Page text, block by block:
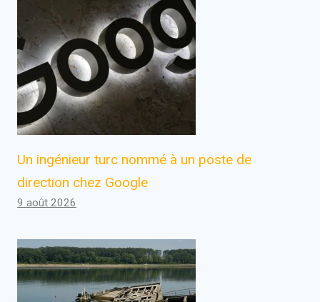
Un ingénieur turc nommé à un poste de
direction chez Google
9 août 2026